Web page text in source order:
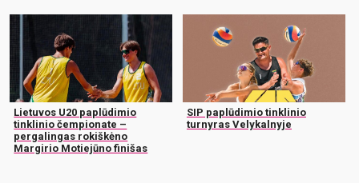
Lietuvos U20 paplūdimio
tinklinio čempionate –
pergalingas rokiškėno
Margirio Motiejūno finišas
SIP paplūdimio tinklinio
turnyras Velykalnyje